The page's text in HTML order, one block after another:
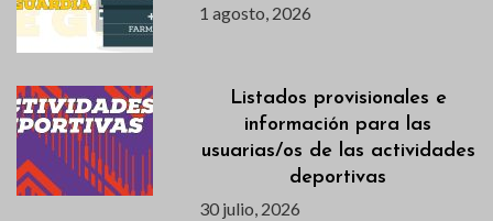
1 agosto, 2026
Listados provisionales e
información para las
usuarias/os de las actividades
deportivas
30 julio, 2026